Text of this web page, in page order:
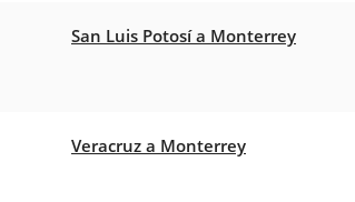
San Luis Potosí a Monterrey
Veracruz a Monterrey